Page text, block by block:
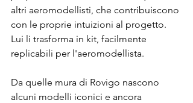
altri aeromodellisti, che contribuiscono
con le proprie intuizioni al progetto.
Lui li trasforma in kit, facilmente
replicabili per l'aeromodellista.
Da quelle mura di Rovigo nascono
alcuni modelli iconici e ancora